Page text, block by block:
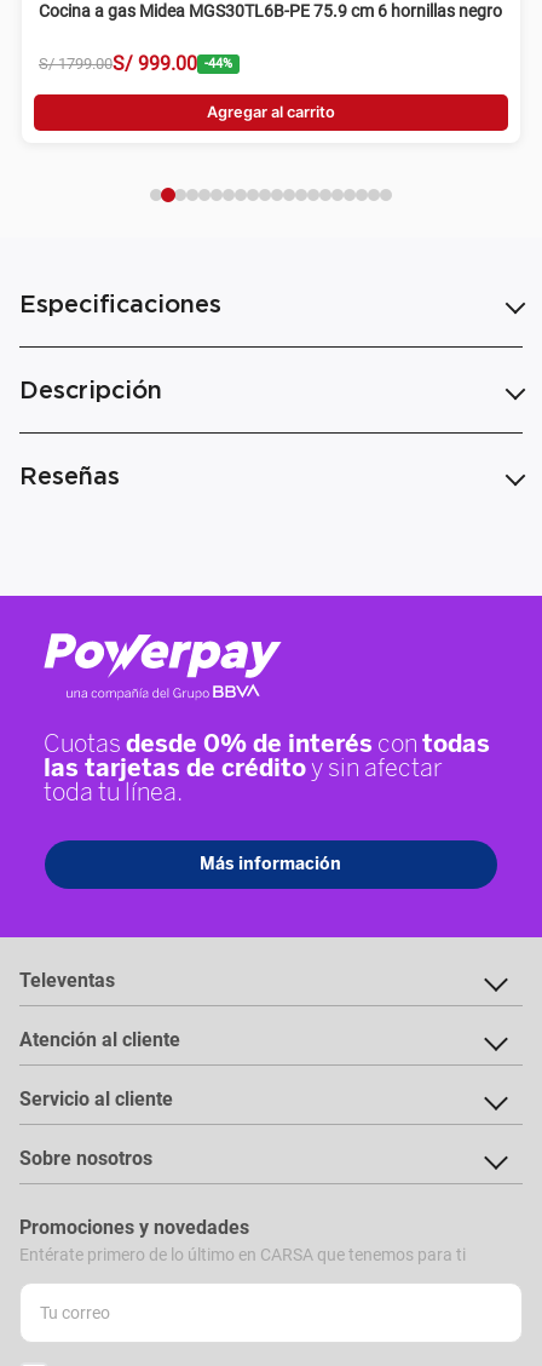
Cocina a gas Midea MGS30TL6B-PE 75.9 cm 6 hornillas negro
S/ 1799.00S/ 999.00 -44%
Agregar al carrito
Especificaciones
Descripción
Reseñas
Televentas
Atención al cliente
Servicio al cliente
Sobre nosotros
Promociones y novedades
Entérate primero de lo último en CARSA que tenemos para ti